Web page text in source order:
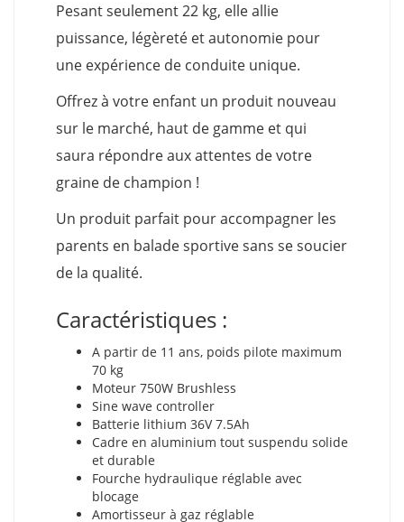
Pesant seulement 22 kg, elle allie
puissance, légèreté et autonomie pour
une expérience de conduite unique.
Offrez à votre enfant un produit nouveau
sur le marché, haut de gamme et qui
saura répondre aux attentes de votre
graine de champion !
Un produit parfait pour accompagner les
parents en balade sportive sans se soucier
de la qualité.
Caractéristiques :
A partir de 11 ans, poids pilote maximum
70 kg
Moteur 750W Brushless
Sine wave controller
Batterie lithium 36V 7.5Ah
Cadre en aluminium tout suspendu solide
et durable
Fourche hydraulique réglable avec
blocage
Amortisseur à gaz réglable